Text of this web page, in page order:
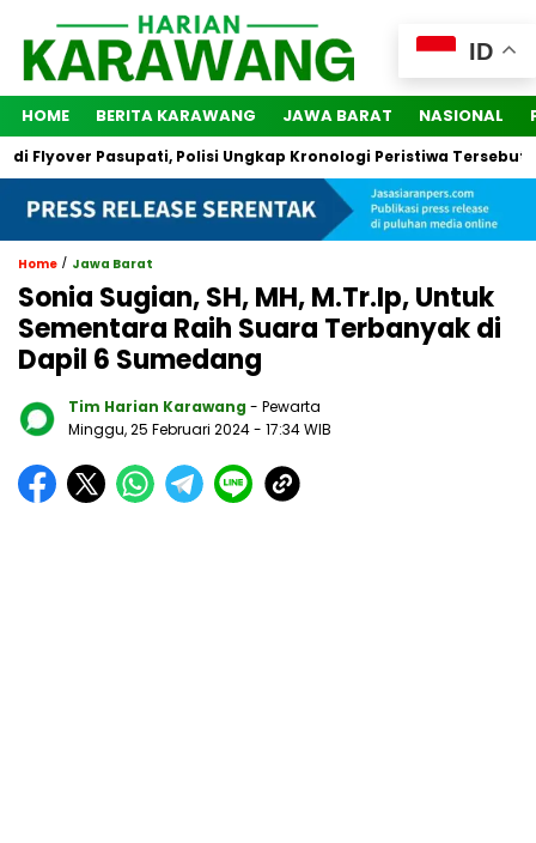
HOME BERITA KARAWANG JAWA BARAT NASIONAL
Pasupati, Polisi Ungkap Kronologi Peristiwa Tersebut
Home / Jawa Barat
Sonia Sugian, SH, MH, M.Tr.Ip, Untuk
Sementara Raih Suara Terbanyak di
Dapil 6 Sumedang
Tim Harian Karawang - Pewarta
Minggu, 25 Februari 2024- 17:34 WIB
ID